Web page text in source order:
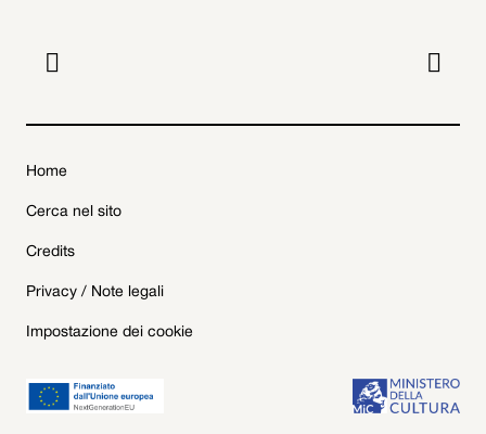
 
Home
Cerca nel sito
Credits
Privacy / Note legali
Impostazione dei cookie